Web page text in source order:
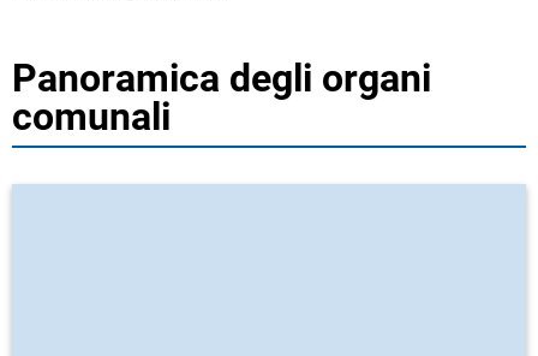
Panoramica degli organi
comunali